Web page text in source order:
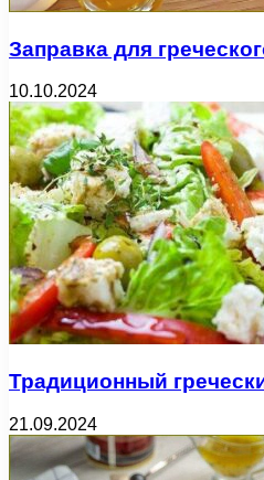
Заправка для
10.10.2024
Традиционный
21.09.2024